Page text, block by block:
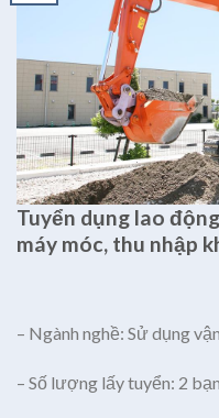
Tuyển dụng lao
máy móc, thu nhập
– Ngành nghề: Sử dụng
– Số lượng lấy tuyển: 2